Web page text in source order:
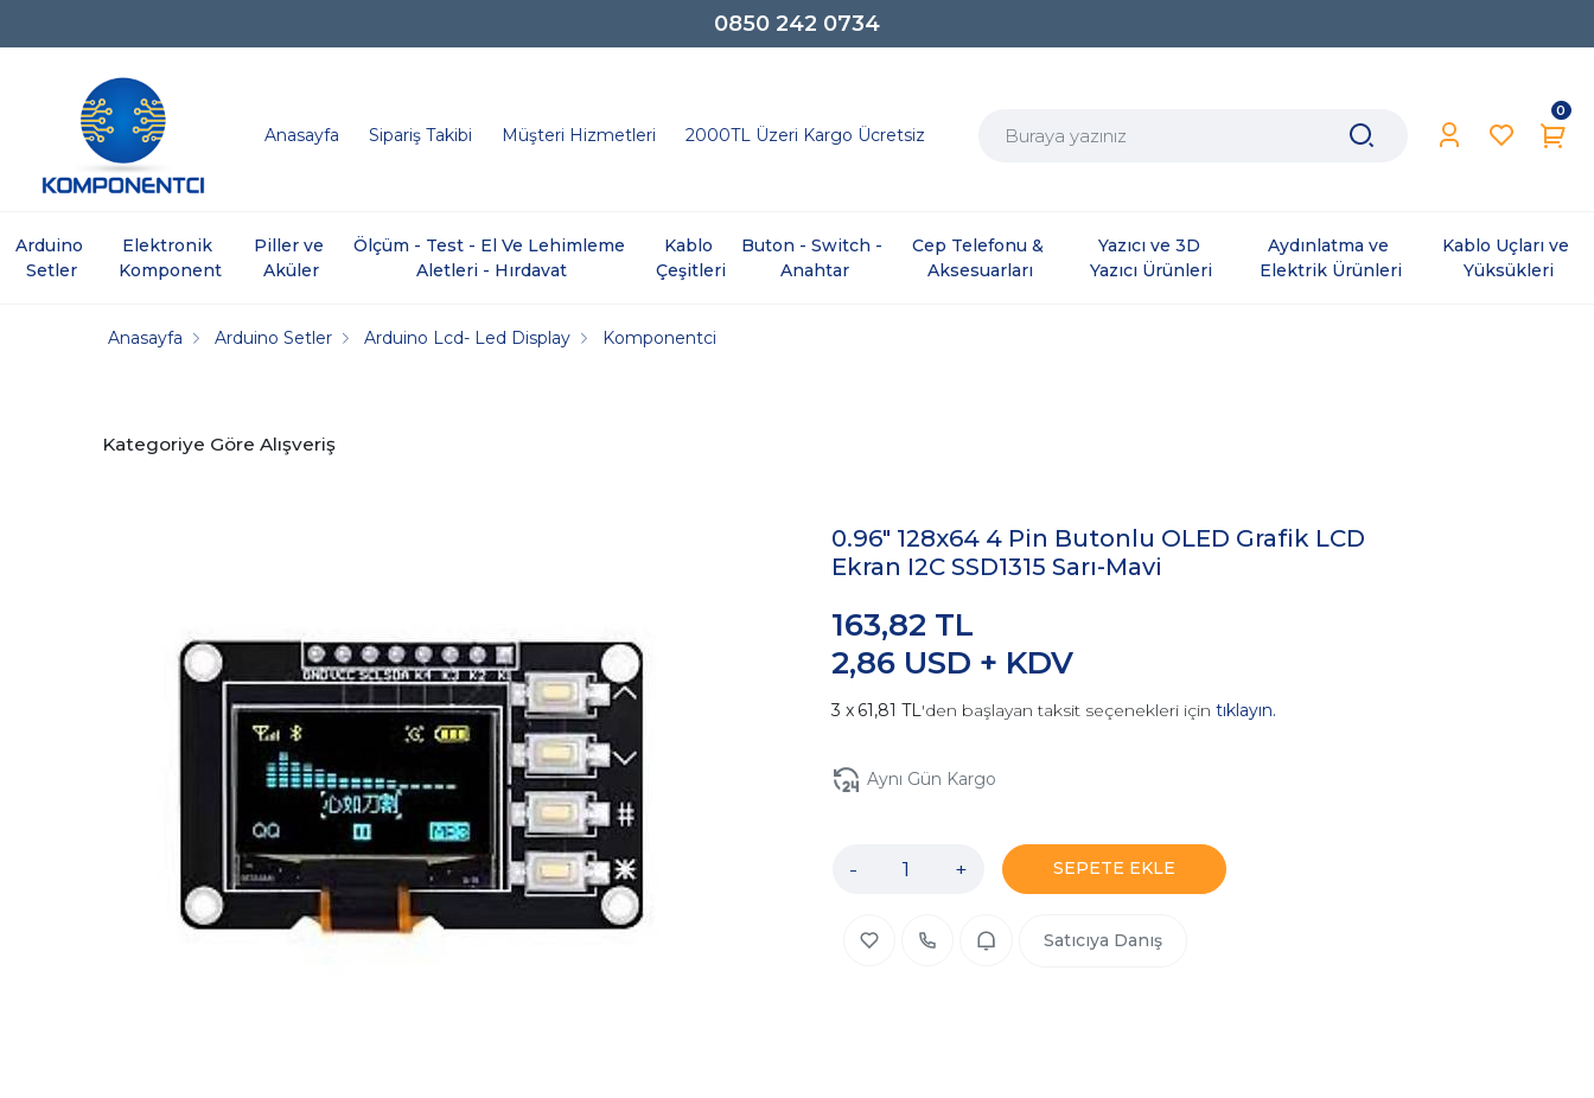
0850 242 0734
Anasayfa Sipariş Takibi Müşteri Hizmetleri 2000TL Üzeri Kargo Ücretsiz
0
Arduino
Setler
Elektronik
Komponent
Piller ve
Aküler
Ölçüm - Test - El Ve Lehimleme
Aletleri - Hırdavat
Kablo
Çeşitleri
Buton - Switch -
Anahtar
Cep Telefonu &
Aksesuarları
Yazıcı ve 3D
Yazıcı Ürünleri
Aydınlatma ve
Elektrik Ürünleri
Kablo Uçları ve
Yüksükleri
Anasayfa Arduino Setler Arduino Lcd- Led Display Komponentci
Kategoriye Göre Alışveriş
0.96" 128x64 4 Pin Butonlu OLED Grafik LCD
Ekran I2C SSD1315 Sarı-Mavi
2,86 USD + KDV
163,82 TL
61,81 TL'den başlayan taksit seçenekleri için tıklayın.
Aynı Gün Kargo
- + SEPETE EKLE
Satıcıya Danış